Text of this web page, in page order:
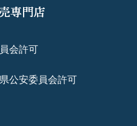
会許可
公安委員会許可